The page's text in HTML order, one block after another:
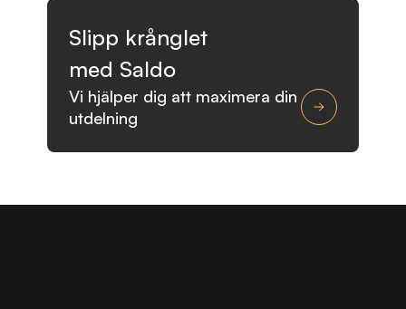
Slipp krånglet
med Saldo
Vi hjälper dig att maximera din
utdelning